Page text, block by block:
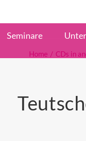
Seminare
Home CDs in